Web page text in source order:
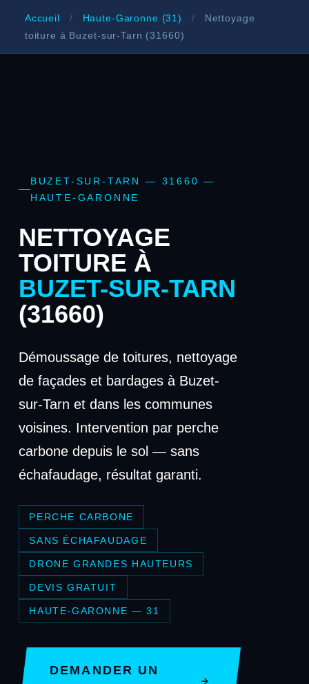
Accueil / Haute-Garonne (31) /
Nettoyage
toiture à Buzet-sur-Tarn (31660)
BUZET-SUR-TARN — 31660 —
HAUTE-GARONNE
NETTOYAGE
TOITURE À
BUZET-SUR-TARN
(31660)
Démoussage de toitures, nettoyage
de façades et bardages à Buzet-
sur-Tarn et dans les communes
voisines. Intervention par perche
carbone depuis le sol — sans
échafaudage, résultat garanti.
PERCHE CARBONE
SANS ÉCHAFAUDAGE
DRONE GRANDES HAUTEURS
DEVIS GRATUIT
HAUTE-GARONNE — 31
DEMANDER UN